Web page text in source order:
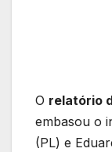
O relatório
embasou o
(PL) e